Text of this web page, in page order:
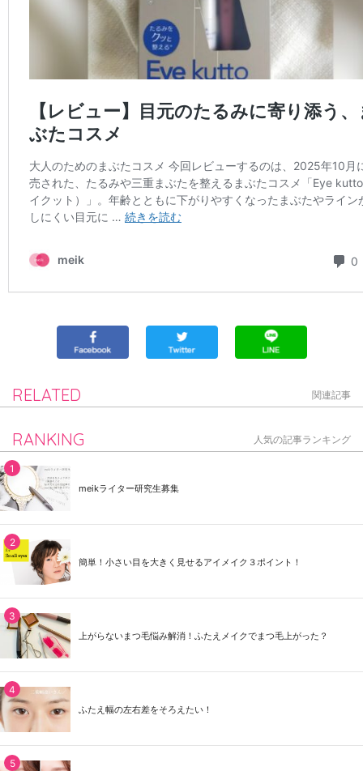
RELATED 関連記事
RANKING 人気の記事ランキング
meikライター研究生募集
簡単！小さい目を大きく見せるアイメイク３ポイント！
上がらないまつ毛悩み解消！ふたえメイクでまつ毛上がった？
ふたえ幅の左右差をそろえたい！